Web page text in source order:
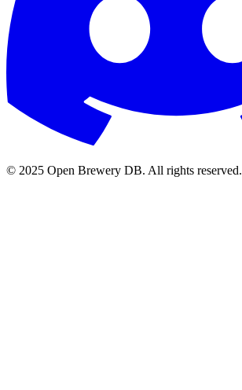
© 2025 Open Brewery DB. All rights reserved.